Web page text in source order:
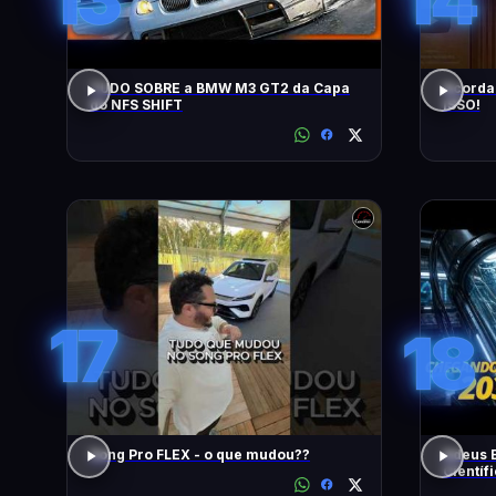
TUDO SOBRE a BMW M3 GT2 da Capa
do NFS SHIFT
ISSO!
17
Song Pro FLEX - o que mudou??
18
Adeus